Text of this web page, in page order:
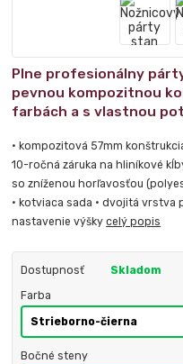
Plne profesionálny
pevnou kompozitnou
farbách a s vlastnou
• kompozitová 57mm
10-ročná záruka na hliníkové
so zníženou horľavosťou
• kotviaca sada • dvojitá
nastavenie výškycelý popis
Dostupnosť Skladom
Farba
Bočné steny